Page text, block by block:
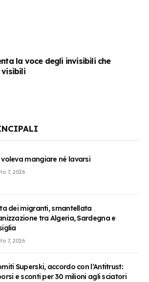
la voce degli invisibili che
visibili
voleva mangiare né lavarsi
7, 2026
dei migranti, smantellata
tra Algeria, Sardegna e
7, 2026
Superski, accordo con l’Antitrust:
e sconti per 30 milioni agli sciatori